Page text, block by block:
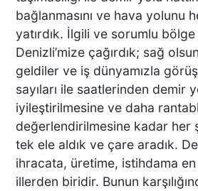
ESKİ
BAŞKANI
KURŞUN
MEHMET
ÇIKTI
DEV
bağlanmasını ve hava yolunu
yatırdık. İlgili ve sorumlu
Denizli’mize çağırdık; sağ
geldiler ve iş dünyamızla
sayıları ile saatlerinden demir
iyileştirilmesine ve daha rantabl
değerlendirilmesine kadar her
tek ele aldık ve çare aradık.
ihracata, üretime, istihdama
illerden biridir. Bunun